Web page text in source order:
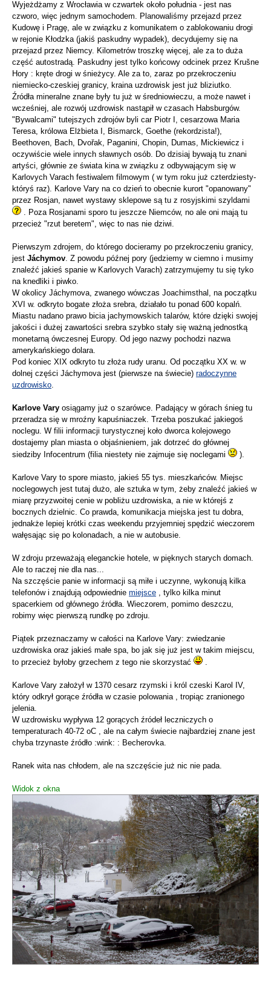
Wyjeżdżamy z Wrocławia w czwartek około południa - jest nas
czworo, więc jednym samochodem. Planowaliśmy przejazd przez
Kudowę i Pragę, ale w związku z komunikatem o zablokowaniu drogi
w rejonie Kłodzka (jakiś paskudny wypadek), decydujemy się na
przejazd przez Niemcy. Kilometrów troszkę więcej, ale za to duża
część autostradą. Paskudny jest tylko końcowy odcinek przez Krušne
Hory : kręte drogi w śnieżycy. Ale za to, zaraz po przekroczeniu
niemiecko-czeskiej granicy, kraina uzdrowisk jest już bliziutko.
Źródła mineralne znane były tu już w średniowieczu, a może nawet i
wcześniej, ale rozwój uzdrowisk nastąpił w czasach Habsburgów.
"Bywalcami" tutejszych zdrojów byli car Piotr I, cesarzowa Maria
Teresa, królowa Elżbieta I, Bismarck, Goethe (rekordzista!),
Beethoven, Bach, Dvořak, Paganini, Chopin, Dumas, Mickiewicz i
oczywiście wiele innych sławnych osób. Do dzisiaj bywają tu znani
artyści, głównie ze świata kina w związku z odbywającym się w
Karlovych Varach festiwalem filmowym ( w tym roku już czterdziesty-
któryś raz). Karlove Vary na co dzień to obecnie kurort "opanowany"
przez Rosjan, nawet wystawy sklepowe są tu z rosyjskimi szyldami
. Poza Rosjanami sporo tu jeszcze Niemców, no ale oni mają tu
przecież "rzut beretem", więc to nas nie dziwi.
Pierwszym zdrojem, do którego docieramy po przekroczeniu granicy,
jest Jáchymov. Z powodu późnej pory (jedziemy w ciemno i musimy
znaleźć jakieś spanie w Karlovych Varach) zatrzymujemy tu się tyko
na knedliki i piwko.
W okolicy Jáchymova, zwanego wówczas Joachimsthal, na początku
XVI w. odkryto bogate złoża srebra, działało tu ponad 600 kopalń.
Miastu nadano prawo bicia jachymowskich talarów, które dzięki swojej
jakości i dużej zawartości srebra szybko stały się ważną jednostką
monetarną ówczesnej Europy. Od jego nazwy pochodzi nazwa
amerykańskiego dolara.
Pod koniec XIX odkryto tu złoża rudy uranu. Od początku XX w. w
dolnej części Jáchymova jest (pierwsze na świecie) radoczynne
uzdrowisko.
Karlove Vary osiągamy już o szarówce. Padający w górach śnieg tu
przeradza się w mroźny kapuśniaczek. Trzeba poszukać jakiegoś
noclegu. W filii informacji turystycznej koło dworca kolejowego
dostajemy plan miasta o objaśnieniem, jak dotrzeć do głównej
siedziby Infocentrum (filia niestety nie zajmuje się noclegami
).
Karlove Vary to spore miasto, jakieś 55 tys. mieszkańców. Miejsc
noclegowych jest tutaj dużo, ale sztuka w tym, żeby znaleźć jakieś w
miarę przyzwoitej cenie w pobliżu uzdrowiska, a nie w którejś z
bocznych dzielnic. Co prawda, komunikacja miejska jest tu dobra,
jednakże lepiej krótki czas weekendu przyjemniej spędzić wieczorem
wałęsając się po kolonadach, a nie w autobusie.
W zdroju przeważają eleganckie hotele, w pięknych starych domach.
Ale to raczej nie dla nas...
Na szczęście panie w informacji są miłe i uczynne, wykonują kilka
telefonów i znajdują odpowiednie miejsce , tylko kilka minut
spacerkiem od głównego źródła. Wieczorem, pomimo deszczu,
robimy więc pierwszą rundkę po zdroju.
Piątek przeznaczamy w całości na Karlove Vary: zwiedzanie
uzdrowiska oraz jakieś małe spa, bo jak się już jest w takim miejscu,
to przecież byłoby grzechem z tego nie skorzystać
.
Karlove Vary założył w 1370 cesarz rzymski i król czeski Karol IV,
który odkrył gorące źródła w czasie polowania , tropiąc zranionego
jelenia.
W uzdrowisku wypływa 12 gorących źródeł leczniczych o
temperaturach 40-72 oC , ale na całym świecie najbardziej znane jest
chyba trzynaste źródło :wink: : Becherovka.
Ranek wita nas chłodem, ale na szczęście już nic nie pada.
Widok z okna